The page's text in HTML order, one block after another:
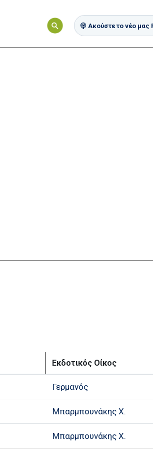
Ακούστε το νέο μας
Εκδοτικός Οίκος
Γερμανός
Μπαρμπουνάκης Χ.
Μπαρμπουνάκης Χ.